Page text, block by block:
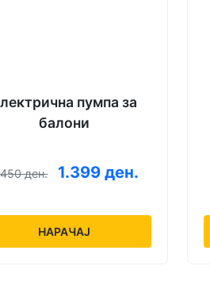
пумпа за
балони
ден. 1.399 ден.
НАРАЧАЈ